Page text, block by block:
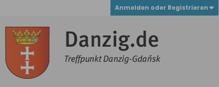
Anmelden oder Registrieren